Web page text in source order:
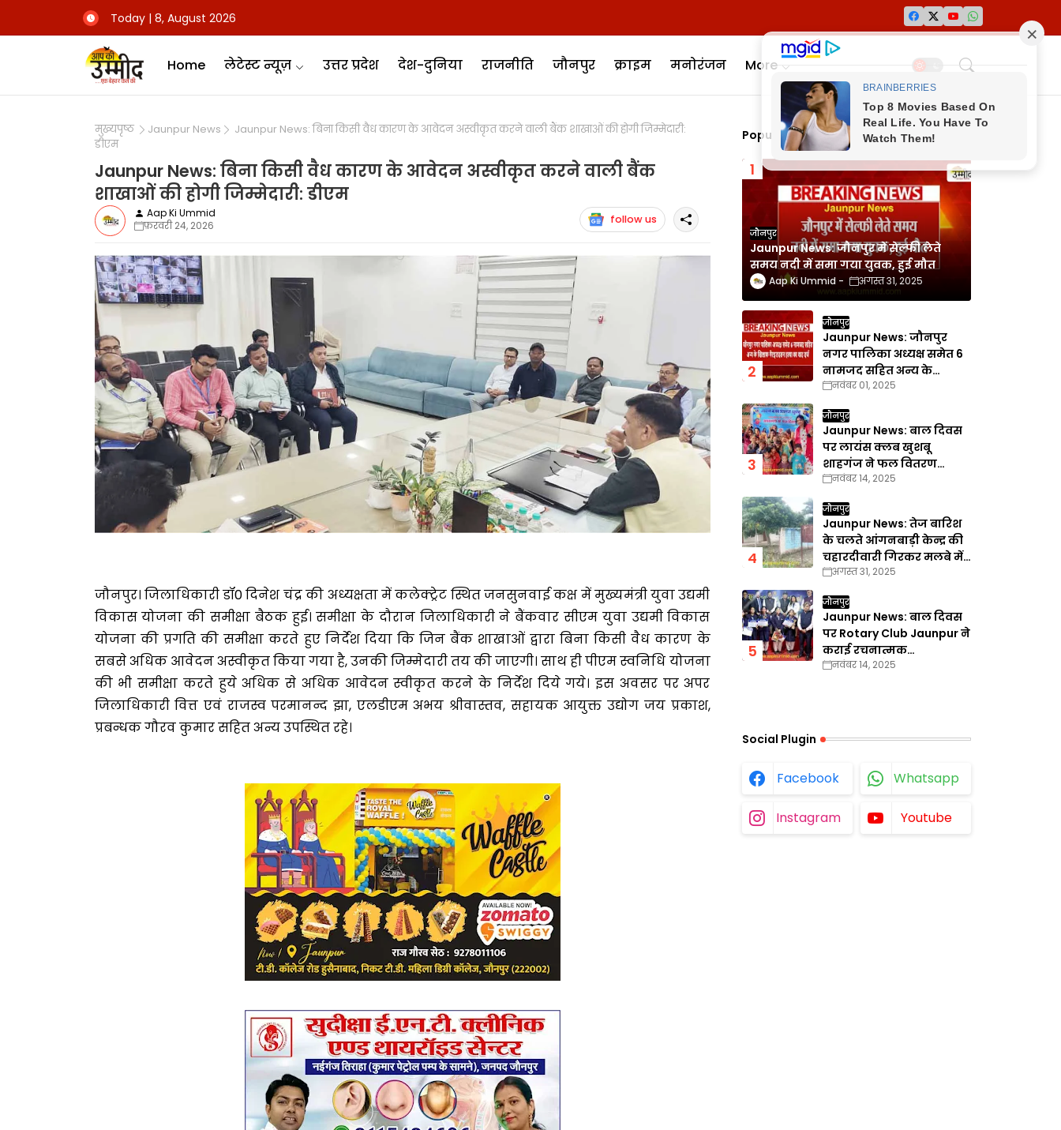
Today | 8, August 2026
Home लेटेस्ट न्यूज़ उत्तर प्रदेश देश-दुनिया राजनीति जौनपुर क्राइम मनोरंजन More
मुख्यपृष्ठ Jaunpur News
Jaunpur News: बिना किसी वैध कारण के आवेदन अस्वीकृत करने वाली बैंक शाखाओं की होगी जिम्मेदारी:
डीएम
Jaunpur News: बिना किसी वैध कारण के आवेदन अस्वीकृत करने वाली बैंक
शाखाओं की होगी जिम्मेदारी: डीएम
Aap Ki Ummid
फ़रवरी 24, 2026
follow us
जौनपुर। जिलाधिकारी डॉ0 दिनेश चंद्र की अध्यक्षता में कलेक्ट्रेट स्थित जनसुनवाई कक्ष में मुख्यमंत्री युवा उद्यमी
विकास योजना की समीक्षा बैठक हुई। समीक्षा के दौरान जिलाधिकारी ने बैंकवार सीएम युवा उद्यमी विकास
योजना की प्रगति की समीक्षा करते हुए निर्देश दिया कि जिन बैंक शाखाओं द्वारा बिना किसी वैध कारण के
सबसे अधिक आवेदन अस्वीकृत किया गया है, उनकी जिम्मेदारी तय की जाएगी। साथ ही पीएम स्वनिधि योजना
की भी समीक्षा करते हुये अधिक से अधिक आवेदन स्वीकृत करने के निर्देश दिये गये। इस अवसर पर अपर
जिलाधिकारी वित्त एवं राजस्व परमानन्द झा, एलडीएम अभय श्रीवास्तव, सहायक आयुक्त उद्योग जय प्रकाश,
प्रबन्धक गौरव कुमार सहित अन्य उपस्थित रहे।
Popular Posts
जौनपुर
Jaunpur News: जौनपुर में सेल्फी लेते
समय नदी में समा गया युवक, हुई मौत
Aap Ki Ummid अगस्त 31, 2025
जौनपुर
Jaunpur News: जौनपुर
नगर पालिका अध्यक्ष समेत 6
नामजद सहित अन्य के
खिलाफ गैरइरादतन हत्या का
नवंबर 01, 2025
जौनपुर
Jaunpur News: बाल दिवस
पर लायंस क्लब खुशबू
शाहगंज ने फल वितरण
कार्यक्रम का किया आयोजन
नवंबर 14, 2025
जौनपुर
Jaunpur News: तेज बारिश
के चलते आंगनबाड़ी केन्द्र की
चहारदीवारी गिरकर मलबे में
तब्दील
अगस्त 31, 2025
जौनपुर
Jaunpur News: बाल दिवस
पर Rotary Club Jaunpur ने
कराई रचनात्मक
प्रतियोगिताएँ
नवंबर 14, 2025
Social Plugin
Facebook Whatsapp
Instagram Youtube